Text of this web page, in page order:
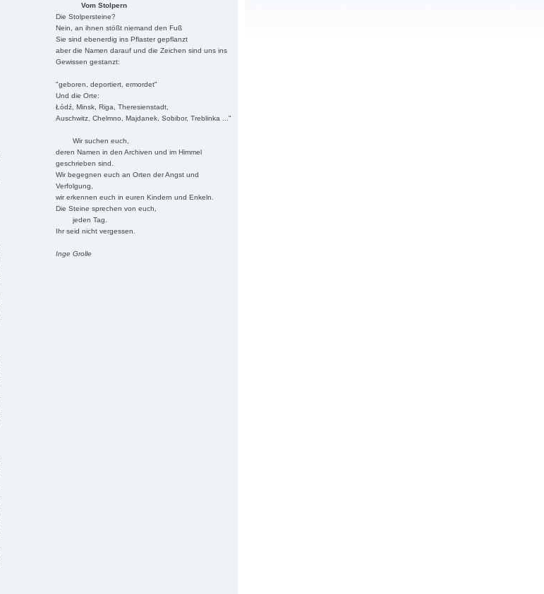
Vom Stolpern
Die Stolpersteine?
Nein, an ihnen stößt niemand den Fuß
Sie sind ebenerdig ins Pflaster gepflanzt
aber die Namen darauf und die Zeichen sind uns ins
Gewissen gestanzt:
"geboren, deportiert, ermordet"
Und die Orte:
Łódź, Minsk, Riga, Theresienstadt,
Auschwitz, Chelmno, Majdanek, Sobibor, Treblinka ..."
Wir suchen euch,
deren Namen in den Archiven und im Himmel
geschrieben sind.
Wir begegnen euch an Orten der Angst und
Verfolgung,
wir erkennen euch in euren Kindern und Enkeln.
Die Steine sprechen von euch,
jeden Tag.
Ihr seid nicht vergessen.
Inge Grolle